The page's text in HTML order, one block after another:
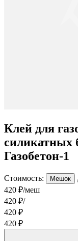
Клей для
силикатных
Газобетон-1
Стоимость: Мешок
420 ₽/меш
420 ₽/
420 ₽
420 ₽